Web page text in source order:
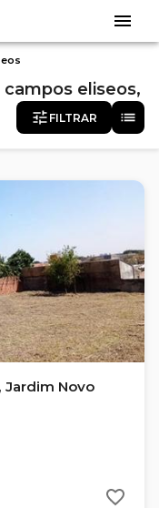
eliseos,
FILTRAR
Jardim Novo